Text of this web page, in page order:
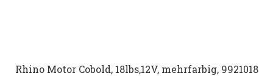
Rhino Motor Cobold, 18lbs,12V, mehrfarbig, 9921018